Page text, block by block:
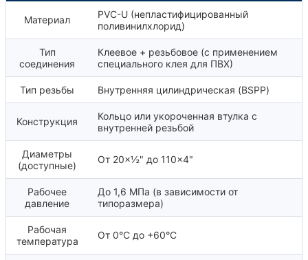
Материал
PVC-U (непластифицированный
поливинилхлорид)
Тип
соединения
Клеевое + резьбовое (с применением
специального клея для ПВХ)
Тип резьбы Внутренняя цилиндрическая (BSPP)
Конструкция
Кольцо или укороченная втулка с
внутренней резьбой
Диаметры
(доступные)
От 20×½" до 110×4"
Рабочее
давление
До 1,6 МПа (в зависимости от
типоразмера)
Рабочая
температура
От 0°C до +60°C